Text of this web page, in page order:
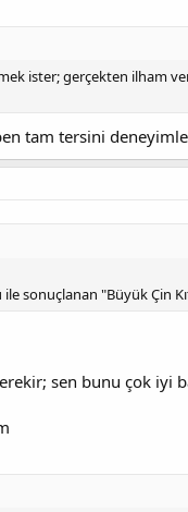
ister; gerçekten ilham
tam tersini
sonuçlanan "Büyük Çin
sen bunu çok iyi